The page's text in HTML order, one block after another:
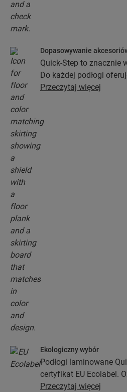
Dopasowywanie
Quick-Step to znacznie
Do każdej podłogi
akcesoriów włącznie z
do koloru wybranej
Przeczytaj więcej
Ekologiczny wybór
Podłogi laminowane
certyfikat EU Ecolabel.
najmniej 80% zostały
Przeczytaj więcej